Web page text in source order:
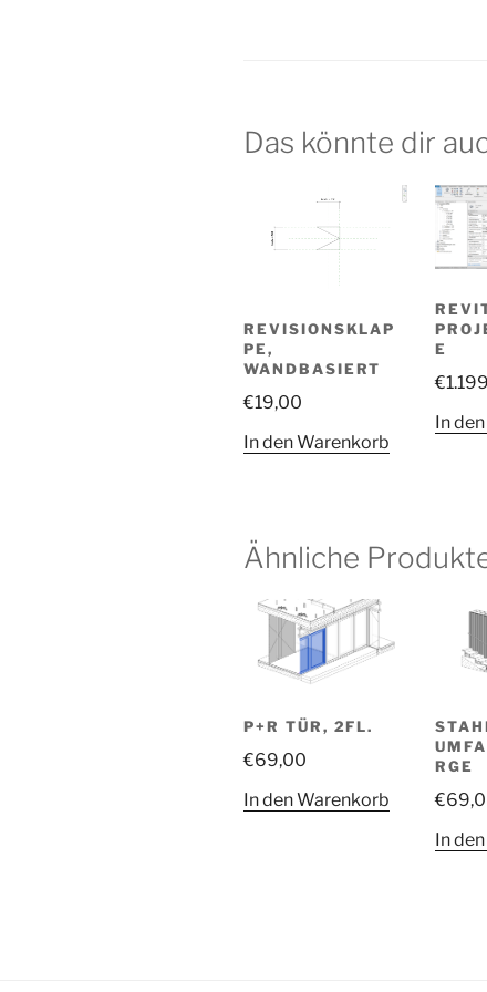
Das könnte dir
REVISIONSKLAP
PE,
WANDBASIERT
€19,00
In den Warenkorb
E
€
In
Ähnliche
P+R TÜR, 2FL.
€69,00
In den Warenkorb
RGE
€
In